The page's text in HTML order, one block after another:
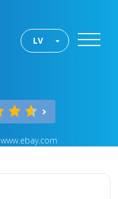
LV
www.ebay.com